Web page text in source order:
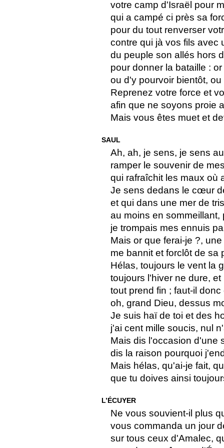
votre camp d'Israël pour
qui a campé ci près sa
pour du tout renverser
contre qui jà vos fils avec
du peuple son allés hors
pour donner la bataille :
ou d'y pourvoir bientôt,
Reprenez votre force et
afin que ne soyons proie
Mais vous êtes muet et
SAUL
Ah, ah, je sens, je sens
ramper le souvenir de
qui rafraîchit les maux où
Je sens dedans le cœur
et qui dans une mer de
au moins en sommeillant,
je trompais mes ennuis
Mais or que ferai-je ?,
me bannit et forclôt de sa
Hélas, toujours le vent la
toujours l'hiver ne dure,
tout prend fin ; faut-il
oh, grand Dieu, dessus
Je suis haï de toi et des
j'ai cent mille soucis, nul
Mais dis l'occasion d'une
dis la raison pourquoi
Mais hélas, qu'ai-je fait,
que tu doives ainsi
L’ÉCUYER
Ne vous souvient-il plus
vous commanda un jour
sur tous ceux d'Amalec,